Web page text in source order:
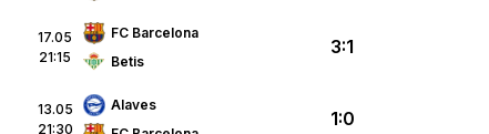
17.05
21:15
FC Barcelona
Betis
3:1
13.05
21:30
Alaves
1:0